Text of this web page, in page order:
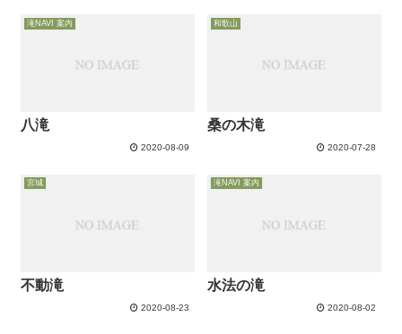
滝NAVI 案内
八滝
2020-08-09
和歌山
桑の木滝
2020-07-28
宮城
不動滝
2020-08-23
滝NAVI 案内
水法の滝
2020-08-02